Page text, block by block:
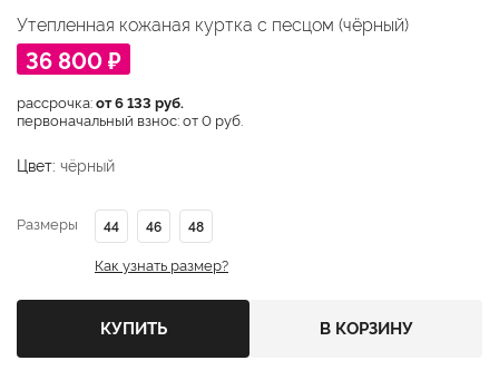
Утепленная кожаная куртка с песцом (чёрный)
36 800 ₽
рассрочка:от 6 133 руб.
первоначальный взнос: от 0 руб.
Цвет: чёрный
Размеры 44 46 48
Как узнать размер?
КУПИТЬ В КОРЗИНУ